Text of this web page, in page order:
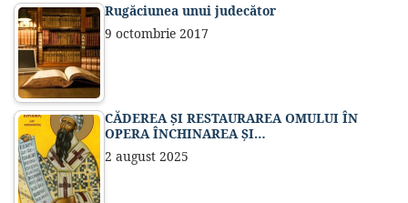
Rugăciunea unui judecător
9 octombrie 2017
CĂDEREA ȘI RESTAURAREA OMULUI ÎN
OPERA ÎNCHINAREA ȘI…
2 august 2025